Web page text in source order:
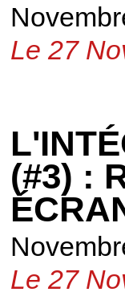
Le 27
(#3) :
Le 27